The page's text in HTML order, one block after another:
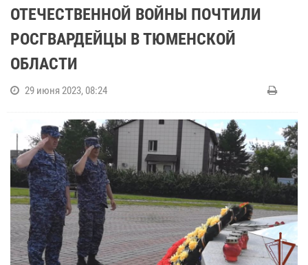
ОТЕЧЕСТВЕННОЙ ВОЙНЫ ПОЧТИЛИ
РОСГВАРДЕЙЦЫ В ТЮМЕНСКОЙ
ОБЛАСТИ
29 июня 2023, 08:24